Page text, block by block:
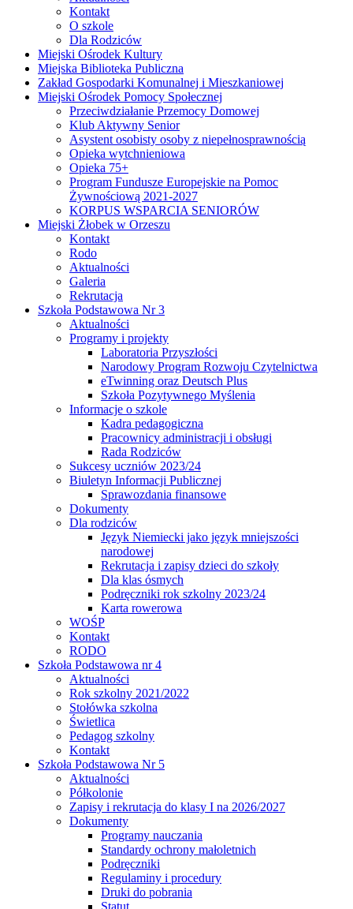
Kontakt
O szkole
Dla Rodziców
Miejski Ośrodek Kultury
Miejska Biblioteka Publiczna
Zakład Gospodarki Komunalnej i Mieszkaniowej
Miejski Ośrodek Pomocy Społecznej
Przeciwdziałanie Przemocy Domowej
Klub Aktywny Senior
Asystent osobisty osoby z niepełnosprawnością
Opieka wytchnieniowa
Opieka 75+
Program Fundusze Europejskie na Pomoc
Żywnościową 2021-2027
KORPUS WSPARCIA SENIORÓW
Miejski Żłobek w Orzeszu
Kontakt
Rodo
Aktualności
Galeria
Rekrutacja
Szkoła Podstawowa Nr 3
Aktualności
Programy i projekty
Laboratoria Przyszłości
Narodowy Program Rozwoju Czytelnictwa
eTwinning oraz Deutsch Plus
Szkoła Pozytywnego Myślenia
Informacje o szkole
Kadra pedagogiczna
Pracownicy administracji i obsługi
Rada Rodziców
Sukcesy uczniów 2023/24
Biuletyn Informacji Publicznej
Sprawozdania finansowe
Dokumenty
Dla rodziców
Język Niemiecki jako język mniejszości
narodowej
Rekrutacja i zapisy dzieci do szkoły
Dla klas ósmych
Podręczniki rok szkolny 2023/24
Karta rowerowa
WOŚP
Kontakt
RODO
Szkoła Podstawowa nr 4
Aktualności
Rok szkolny 2021/2022
Stołówka szkolna
Świetlica
Pedagog szkolny
Kontakt
Szkoła Podstawowa Nr 5
Aktualności
Półkolonie
Zapisy i rekrutacja do klasy I na 2026/2027
Dokumenty
Programy nauczania
Standardy ochrony małoletnich
Podręczniki
Regulaminy i procedury
Druki do pobrania
Statut